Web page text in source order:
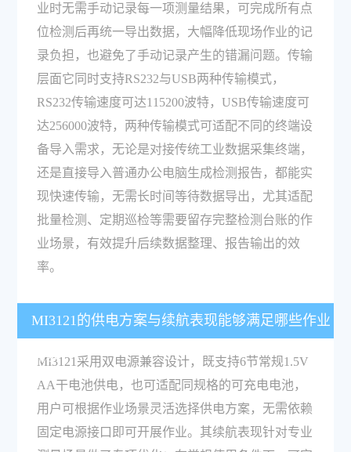
业时无需手动记录每一项测量结果，可完成所有点
位检测后再统一导出数据，大幅降低现场作业的记
录负担，也避免了手动记录产生的错漏问题。传输
层面它同时支持RS232与USB两种传输模式，
RS232传输速度可达115200波特，USB传输速度可
达256000波特，两种传输模式可适配不同的终端设
备导入需求，无论是对接传统工业数据采集终端，
还是直接导入普通办公电脑生成检测报告，都能实
现快速传输，无需长时间等待数据导出，尤其适配
批量检测、定期巡检等需要留存完整检测台账的作
业场景，有效提升后续数据整理、报告输出的效
率。
MI3121的供电方案与续航表现能够满足哪些作业
需求？
MI3121采用双电源兼容设计，既支持6节常规1.5V
AA干电池供电，也可适配同规格的可充电电池，
用户可根据作业场景灵活选择供电方案，无需依赖
固定电源接口即可开展作业。其续航表现针对专业